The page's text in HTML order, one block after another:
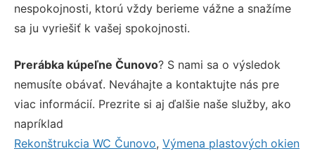
nespokojnosti, ktorú vždy berieme vážne a snažíme
sa ju vyriešiť k vašej spokojnosti.
Prerábka kúpeľne Čunovo? S nami sa o výsledok
nemusíte obávať. Neváhajte a kontaktujte nás pre
viac informácií. Prezrite si aj ďalšie naše služby, ako
napríklad
Rekonštrukcia WC Čunovo, Výmena plastových okien